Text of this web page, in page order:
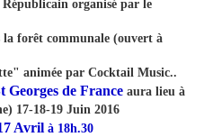
organisé par le
forêt communale (ouvert à
animée par Cocktail Music..
Georges de France aura lieu à
17-18-19 Juin 2016
Avril à 18h.30